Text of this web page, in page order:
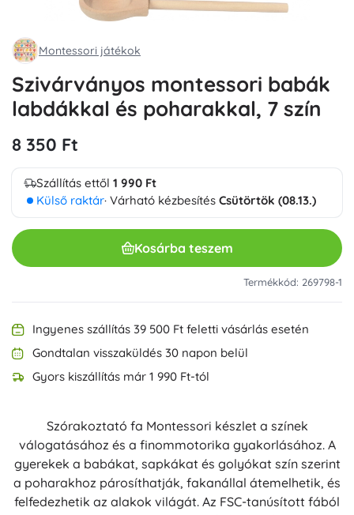
Montessori játékok
Szivárványos montessori babák
labdákkal és poharakkal, 7 szín
8 350 Ft
Szállítás ettől 1 990 Ft
Külső raktár· Várható kézbesítés Csütörtök (08.13.)
Kosárba teszem
Termékkód: 269798-1
Ingyenes szállítás 39 500 Ft feletti vásárlás esetén
Gondtalan visszaküldés 30 napon belül
Gyors kiszállítás már 1 990 Ft-tól
Szórakoztató fa Montessori készlet a színek
válogatásához és a finommotorika gyakorlásához. A
gyerekek a babákat, sapkákat és golyókat szín szerint
a poharakhoz párosíthatják, fakanállal átemelhetik, és
felfedezhetik az alakok világát. Az FSC-tanúsított fából